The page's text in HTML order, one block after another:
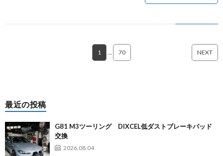
1 … 70 NEXT
最近の投稿
G81 M3ツーリング DIXCEL低ダストブレーキパッド
交換
2026.08.04